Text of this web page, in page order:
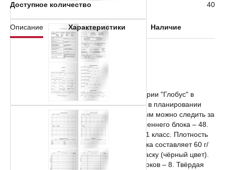
Доступное количество
40
Описание Характеристики Наличие
Шт. в упаковке: 30
Материал обложки: 7БЦ
Тип скрепления: Сшивка
Доп. описание: Школьный дневник BG серии "Глобус" в
твёрдом переплёте – главный помощник в планировании
учебного и свободного времени, с которым можно следить за
успеваемостью. Количество листов внутреннего блока – 48.
Дневник подойдет для учащихся с 1 по 11 класс. Плотность
офсетной белой бумаги внутреннего блока составляет 60 г/
м2, белизна – 100%. Печать блока в 1 краску (чёрный цвет).
Тип скрепления – сшивка. Количество уроков – 8. Твёрдая